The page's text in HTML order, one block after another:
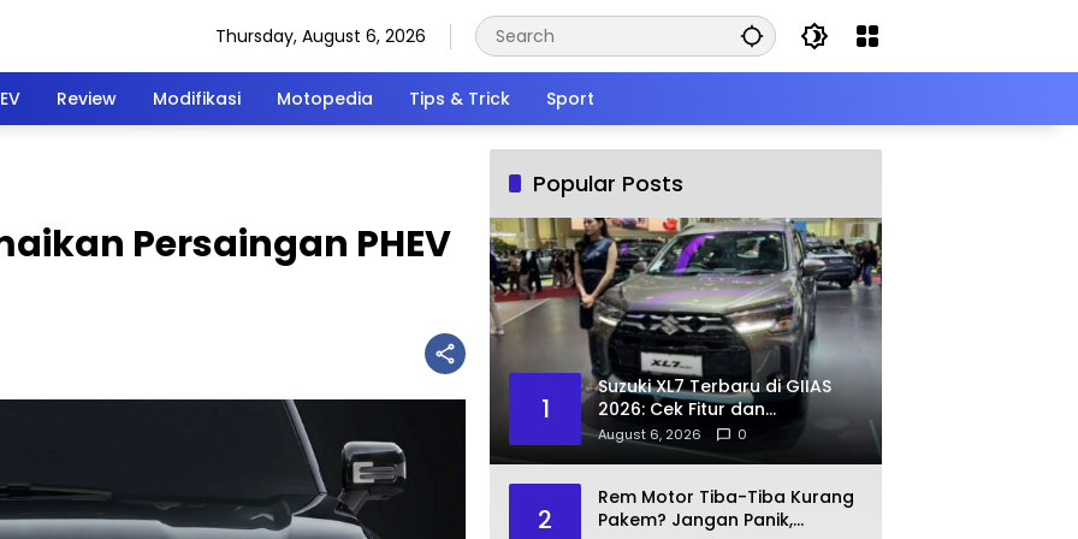
Thursday, August 6, 2026
EV Review Modifikasi Motopedia Tips & Trick Sport
Persaingan PHEV
Popular Posts
1
Suzuki XL7 Terbaru di GIIAS
2026: Cek Fitur dan
Spesifikasinya
August 6, 2026 0
2
Rem Motor Tiba-Tiba Kurang
Pakem? Jangan Panik,